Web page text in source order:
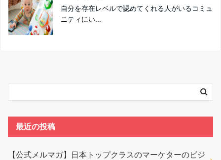
自分を存在レベルで認めてくれる人がいるコミュ
ニティにい...
最近の投稿
【公式メルマガ】日本トップクラスのマーケターのビジ